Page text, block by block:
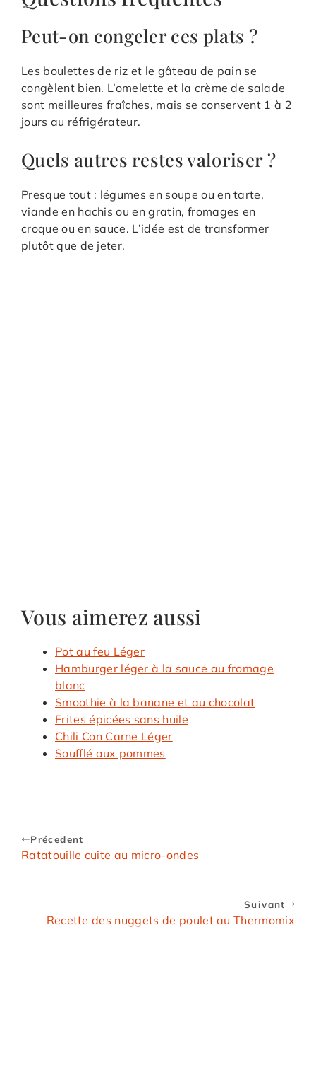
Peut-on congeler ces plats ?
Les boulettes de riz et le gâteau de pain se
congèlent bien. L’omelette et la crème de salade
sont meilleures fraîches, mais se conservent 1 à 2
jours au réfrigérateur.
Quels autres restes valoriser ?
Presque tout : légumes en soupe ou en tarte,
viande en hachis ou en gratin, fromages en
croque ou en sauce. L’idée est de transformer
plutôt que de jeter.
Vous aimerez aussi
Pot au feu Léger
Hamburger léger à la sauce au fromage
blanc
Smoothie à la banane et au chocolat
Frites épicées sans huile
Chili Con Carne Léger
Soufflé aux pommes
Précedent
Ratatouille cuite au micro-ondes
Suivant
Recette des nuggets de poulet au Thermomix